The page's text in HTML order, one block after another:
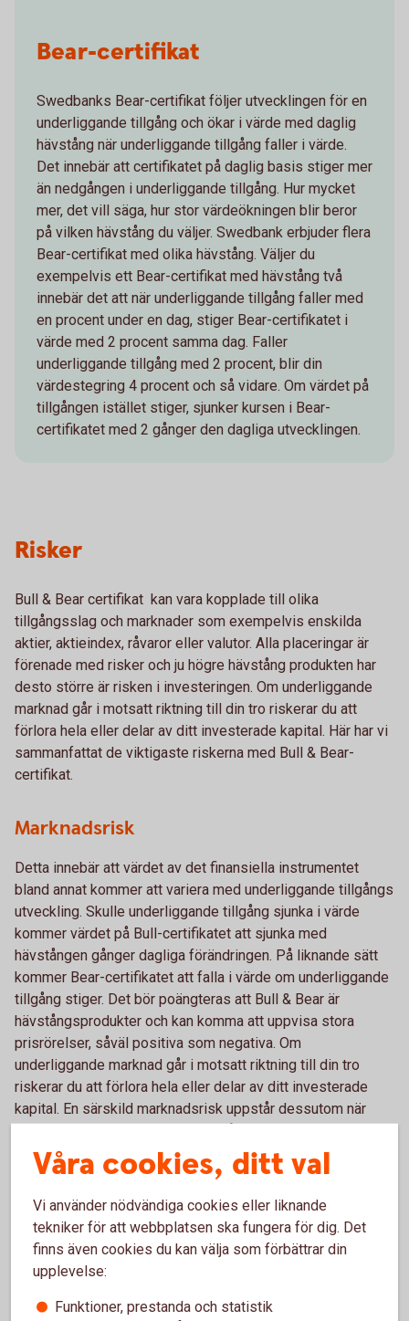
Bear-certifikat
Swedbanks Bear-certifikat följer utvecklingen för en
underliggande tillgång och ökar i värde med daglig
hävstång när underliggande tillgång faller i värde.
Det innebär att certifikatet på daglig basis stiger mer
än nedgången i underliggande tillgång. Hur mycket
mer, det vill säga, hur stor värdeökningen blir beror
på vilken hävstång du väljer. Swedbank erbjuder flera
Bear-certifikat med olika hävstång. Väljer du
exempelvis ett Bear-certifikat med hävstång två
innebär det att när underliggande tillgång faller med
en procent under en dag, stiger Bear-certifikatet i
värde med 2 procent samma dag. Faller
underliggande tillgång med 2 procent, blir din
värdestegring 4 procent och så vidare. Om värdet på
tillgången istället stiger, sjunker kursen i Bear-
certifikatet med 2 gånger den dagliga utvecklingen.
Risker
Bull & Bear certifikat kan vara kopplade till olika
tillgångsslag och marknader som exempelvis enskilda
aktier, aktieindex, råvaror eller valutor. Alla placeringar är
förenade med risker och ju högre hävstång produkten har
desto större är risken i investeringen. Om underliggande
marknad går i motsatt riktning till din tro riskerar du att
förlora hela eller delar av ditt investerade kapital. Här har vi
sammanfattat de viktigaste riskerna med Bull & Bear-
certifikat.
Marknadsrisk
Detta innebär att värdet av det finansiella instrumentet
bland annat kommer att variera med underliggande tillgångs
utveckling. Skulle underliggande tillgång sjunka i värde
kommer värdet på Bull-certifikatet att sjunka med
hävstången gånger dagliga förändringen. På liknande sätt
kommer Bear-certifikatet att falla i värde om underliggande
tillgång stiger. Det bör poängteras att Bull & Bear är
hävstångsprodukter och kan komma att uppvisa stora
prisrörelser, såväl positiva som negativa. Om
underliggande marknad går i motsatt riktning till din tro
riskerar du att förlora hela eller delar av ditt investerade
kapital. En särskild marknadsrisk uppstår dessutom när
men marknadsplatsen för Bull & Bear är stängd, läs mer
under Likviditetsrisk nedan.
Kreditrisk
Swedbanks Bull & Bear är finansiella instru­ment emitterade
Bears har en kreditrisk på Swedbank. Med kreditrisk menas
Våra cookies, ditt val
Vi använder nödvändiga cookies eller liknande
tekniker för att webbplatsen ska fungera för dig. Det
finns även cookies du kan välja som förbättrar din
upplevelse:
Funktioner, prestanda och statistik